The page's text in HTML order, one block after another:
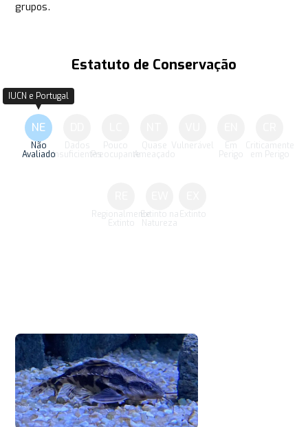
grupos.
Estatuto de Conservação
NE
Não
Avaliado
IUCN e Portugal
Dados
Insuficientes
Pouco
Preocupante
Quase
Ameaçado
Vulnerável
Em
Perigo
Criticamente
em Perigo
Regionalmente
Extinto
Extinto na
Natureza
Extinto